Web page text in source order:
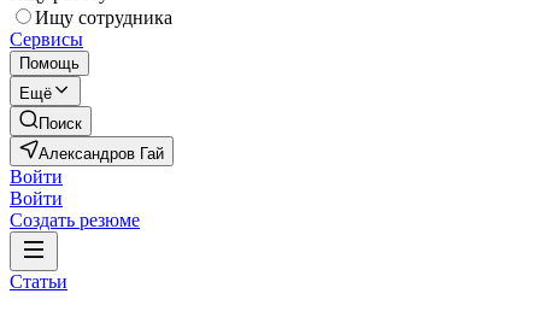
Ищу сотрудника
Сервисы
Помощь
Ещё
Поиск
Александров Гай
Войти
Войти
Создать резюме
Статьи